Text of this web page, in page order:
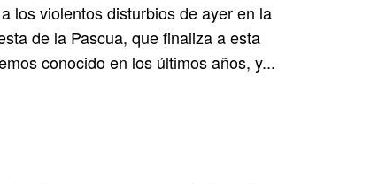
los violentos disturbios de ayer en la
de la Pascua, que finaliza a esta
conocido en los últimos años, y...